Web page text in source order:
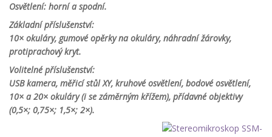
Osvětlení: horní a spodní.
Základní příslušenství:
10× okuláry, gumové opěrky na okuláry, náhradní žárovky,
protiprachový kryt.
Volitelné příslušenství:
USB kamera, měřicí stůl XY, kruhové osvětlení, bodové osvětlení,
10× a 20× okuláry (i se záměrným křížem), přídavné objektivy
(0,5×; 0,75×; 1,5×; 2×).